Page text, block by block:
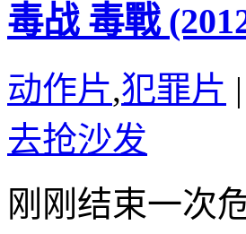
毒战 毒戰
动作片,犯罪片 |
去抢沙发
刚刚结束一次